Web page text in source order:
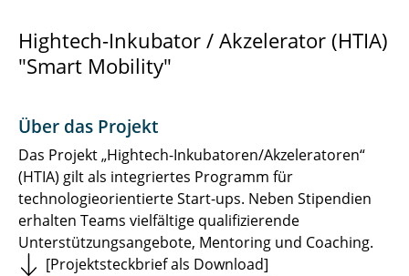
EIT Urban Mobile Charging
Brennstoffzellenantrieb
EAST-CITIES
HTIA Smart Mobility
HVBatCycle
Hightech-Inkubator / Akzelerator (HTIA)
"Smart Mobility"
Über das Projekt
Das Projekt „Hightech-Inkubatoren/Akzeleratoren“
(HTIA) gilt als integriertes Programm für
technologieorientierte Start-ups. Neben Stipendien
erhalten Teams vielfältige qualifizierende
Unterstützungsangebote, Mentoring und Coaching.
[Projektsteckbrief als Download]